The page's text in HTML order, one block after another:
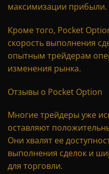
максимизации прибыли.
Кроме того, Pocket
скорость выполнения
опытным трейдерам
изменения рынка.
Отзывы о Pocket Option
Многие трейдеры уже
оставляют
Они хвалят ее
выполнения сделок и
для торговли.